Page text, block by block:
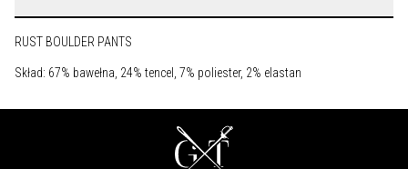
RUST BOULDER PANTS
Skład: 67% bawełna, 24% tencel, 7% poliester, 2% elastan